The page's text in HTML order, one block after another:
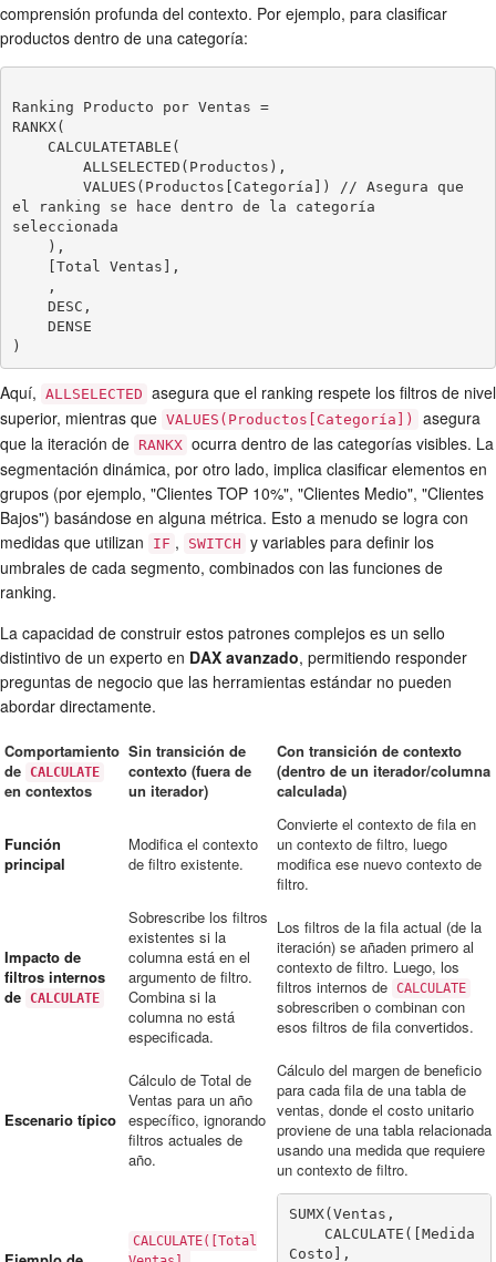
comprensión profunda del contexto. Por ejemplo, para clasificar
productos dentro de una categoría:
Ranking Producto por Ventas =
RANKX(
el ranking se hace dentro de la categoría
seleccionada
Aquí, ALLSELECTED asegura que el ranking respete los filtros de nivel
superior, mientras que VALUES(Productos[Categoría])
asegura
que la iteración de RANKX ocurra dentro de las categorías visibles. La
segmentación dinámica, por otro lado, implica clasificar elementos en
grupos (por ejemplo, "Clientes TOP 10%", "Clientes Medio", "Clientes
Bajos") basándose en alguna métrica. Esto a menudo se logra con
medidas que utilizan
IF , SWITCH y variables para definir los
umbrales de cada segmento, combinados con las funciones de
ranking.
La capacidad de construir estos patrones complejos es un sello
distintivo de un experto en DAX avanzado, permitiendo responder
preguntas de negocio que las herramientas estándar no pueden
abordar directamente.
Comportamiento
de
CALCULATE
en contextos
Sin transición de
contexto (fuera de
un iterador)
Con transición de contexto
(dentro de un iterador/columna
calculada)
Función
principal
Modifica el contexto
de filtro existente.
Convierte el contexto de fila en
un contexto de filtro, luego
modifica ese nuevo contexto de
filtro.
Impacto de
filtros internos
de
CALCULATE
Sobrescribe los filtros
existentes si la
columna está en el
argumento de filtro.
Combina si la
columna no está
especificada.
Los filtros de la fila actual (de la
iteración) se añaden primero al
contexto de filtro. Luego, los
filtros internos de CALCULATE
sobrescriben o combinan con
esos filtros de fila convertidos.
Escenario típico
Cálculo de Total de
Ventas para un año
específico, ignorando
filtros actuales de
año.
Cálculo del margen de beneficio
para cada fila de una tabla de
ventas, donde el costo unitario
proviene de una tabla relacionada
usando una medida que requiere
un contexto de filtro.
CALCULATE([Total
SUMX(Ventas,
Costo],